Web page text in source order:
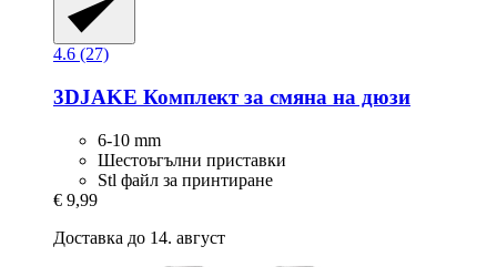
4.6 (27)
3DJAKE Комплект за смяна на дюзи
6-10 mm
Шестоъгълни приставки
Stl файл за принтиране
€ 9,99
Доставка до 14. август